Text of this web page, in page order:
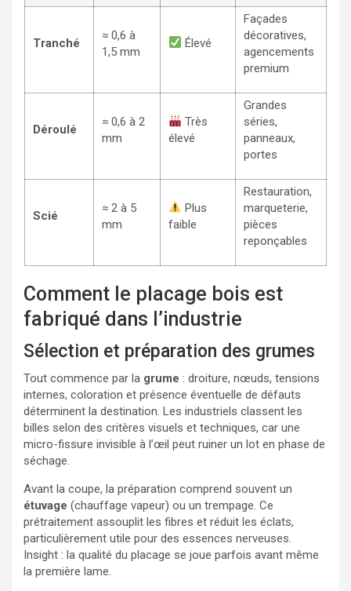
Tranché
≈ 0,6 à
1,5 mm
Élevé
Façades
décoratives,
agencements
premium
Déroulé
≈ 0,6 à 2
mm
Très
élevé
Grandes
séries,
panneaux,
portes
Scié
≈ 2 à 5
mm
Plus
faible
Restauration,
marqueterie,
pièces
reponçables
Comment le placage bois est
fabriqué dans l’industrie
Sélection et préparation des grumes
Tout commence par la grume : droiture, nœuds, tensions
internes, coloration et présence éventuelle de défauts
déterminent la destination. Les industriels classent les
billes selon des critères visuels et techniques, car une
micro-fissure invisible à l’œil peut ruiner un lot en phase de
séchage.
Avant la coupe, la préparation comprend souvent un
étuvage (chauffage vapeur) ou un trempage. Ce
prétraitement assouplit les fibres et réduit les éclats,
particulièrement utile pour des essences nerveuses.
Insight : la qualité du placage se joue parfois avant même
la première lame.